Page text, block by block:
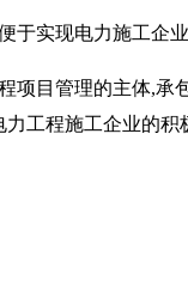
实现电力施工企业
目管理的主体,承
工程施工企业的